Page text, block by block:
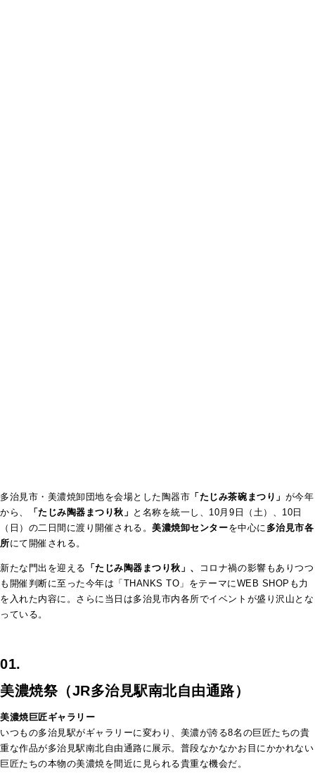
多治見市・美濃焼卸団地を会場とした陶器市 「たじみ茶碗まつり」 が今年
から、
「たじみ陶器まつり秋」 と名称を統一し、10月9日（土）、10日
（日）の二日間に渡り開催される。美濃焼卸センターを中心に 多治見市各
所にて開催される。
新たな門出を迎える 「たじみ陶器まつり秋」、
コロナ禍の影響もありつつ
も開催判断に至った今年は「THANKS TO」をテーマにWEB SHOPも力
を入れた内容に。さらに当日は多治見市内各所でイベントが盛り沢山とな
っている。
01.
美濃焼祭（JR多治見駅南北自由通路）
美濃焼巨匠ギャラリー
いつもの多治見駅がギャラリーに変わり、美濃が誇る8名の巨匠たちの貴
重な作品が多治見駅南北自由通路に展示。 普段なかなかお目にかかれない
巨匠たちの本物の美濃焼を間近に見られる貴重な機会だ。